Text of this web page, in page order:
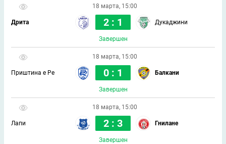
18 марта, 15:00
Дрита 2 : 1 Дукаджини
Завершен
18 марта, 15:00
Приштина е Ре 0 : 1 Балкани
Завершен
18 марта, 15:00
Лапи 2 : 3 Гнилане
Завершен